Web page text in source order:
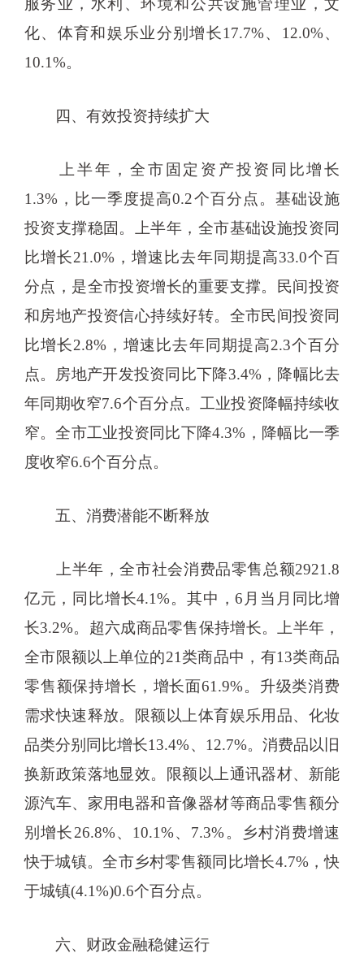
服务业，水利、环境和公共设施管理业，文
化、体育和娱乐业分别增长17.7%、12.0%、
10.1%。
四、有效投资持续扩大
上半年，全市固定资产投资同比增长
1.3%，比一季度提高0.2个百分点。基础设施
投资支撑稳固。上半年，全市基础设施投资同
比增长21.0%，增速比去年同期提高33.0个百
分点，是全市投资增长的重要支撑。民间投资
和房地产投资信心持续好转。全市民间投资同
比增长2.8%，增速比去年同期提高2.3个百分
点。房地产开发投资同比下降3.4%，降幅比去
年同期收窄7.6个百分点。工业投资降幅持续收
窄。全市工业投资同比下降4.3%，降幅比一季
度收窄6.6个百分点。
五、消费潜能不断释放
上半年，全市社会消费品零售总额2921.8
亿元，同比增长4.1%。其中，6月当月同比增
长3.2%。超六成商品零售保持增长。上半年，
全市限额以上单位的21类商品中，有13类商品
零售额保持增长，增长面61.9%。升级类消费
需求快速释放。限额以上体育娱乐用品、化妆
品类分别同比增长13.4%、12.7%。消费品以旧
换新政策落地显效。限额以上通讯器材、新能
源汽车、家用电器和音像器材等商品零售额分
别增长26.8%、10.1%、7.3%。乡村消费增速
快于城镇。全市乡村零售额同比增长4.7%，快
于城镇(4.1%)0.6个百分点。
六、财政金融稳健运行